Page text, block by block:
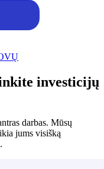
investicijų
darbas. Mūsų
jums visišką